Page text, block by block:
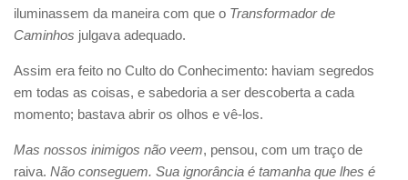
iluminassem da maneira com que o Transformador de
Caminhos julgava adequado.
Assim era feito no Culto do Conhecimento: haviam segredos
em todas as coisas, e sabedoria a ser descoberta a cada
momento; bastava abrir os olhos e vê-los.
Mas nossos inimigos não veem, pensou, com um traço de
raiva. Não conseguem. Sua ignorância é tamanha que lhes é